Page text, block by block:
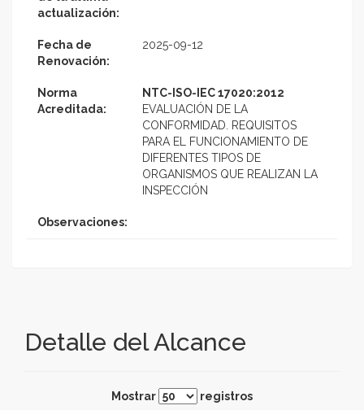
actualización:
Fecha de
Renovación:
2025-09-12
Norma
Acreditada:
NTC-ISO-IEC 17020:2012
EVALUACIÓN DE LA
CONFORMIDAD. REQUISITOS
PARA EL FUNCIONAMIENTO DE
DIFERENTES TIPOS DE
ORGANISMOS QUE REALIZAN LA
INSPECCIÓN
Observaciones:
Detalle del Alcance
Mostrar registros